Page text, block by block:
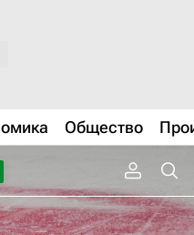
Общество